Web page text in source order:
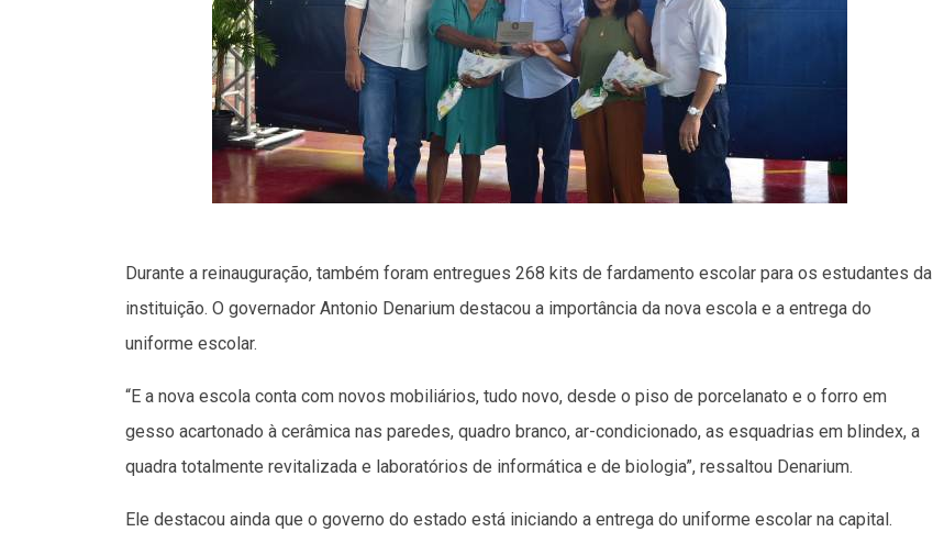
Durante a reinauguração, também foram entregues 268 kits de fardamento escolar para os estudantes da
instituição. O governador Antonio Denarium destacou a importância da nova escola e a entrega do
uniforme escolar.
“E a nova escola conta com novos mobiliários, tudo novo, desde o piso de porcelanato e o forro em
gesso acartonado à cerâmica nas paredes, quadro branco, ar-condicionado, as esquadrias em blindex, a
quadra totalmente revitalizada e laboratórios de informática e de biologia”, ressaltou Denarium.
Ele destacou ainda que o governo do estado está iniciando a entrega do uniforme escolar na capital.